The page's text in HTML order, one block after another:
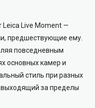
Leica Live Moment —
предшествующие ему.
повседневным
основных камер и
стиль при разных
выходящий за пределы